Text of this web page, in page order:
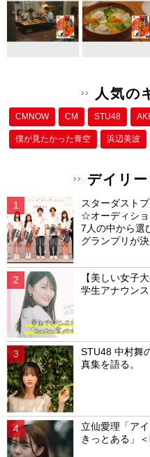
人気の
CMNOW CM STU48
僕が⾒たかった⻘空 浜辺美波
デイリ
スターダスト
☆オーディシ
7人の中から選
グランプリが決
【美しい女子
学生アナウン
STU48 中村舞
真集を語る。
立仙愛理「ア
きっとある」